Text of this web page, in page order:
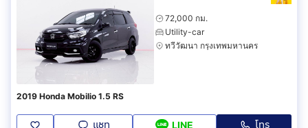
72,000 กม.
Utility-car
ทวีวัฒนา กรุงเทพมหานคร
2019 Honda Mobilio 1.5 RS
แชท LINE โทร